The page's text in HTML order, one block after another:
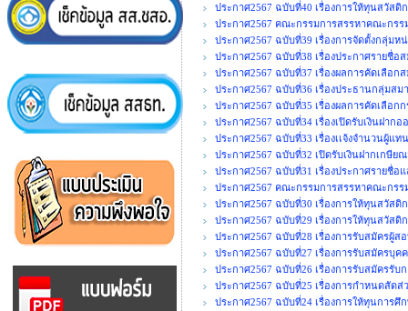
ประกาศ2567 ฉบับที่40 เรื่องการให้ทุนสวัสดิ
ประกาศ2567 คณะกรรมการสรรหาคณะกรร
ประกาศ2567 ฉบับที่39 เรื่องการจัดตั้งกลุ่มห
ประกาศ2567 ฉบับที่38 เรื่องประกาศรายชื่อ
ประกาศ2567 ฉบับที่37 เรื่องผลการคัดเลือก
ประกาศ2567 ฉบับที่36 เรื่องประธานกลุ่มสม
ประกาศ2567 ฉบับที่35 เรื่องผลการคัดเลือก
ประกาศ2567 ฉบับที่34 เรื่องเปิดรับเงินฝาก
ประกาศ2567 ฉบับที่33 เรื่องเเจ้งจำนวนผู้แ
ประกาศ2567 ฉบับที่32 เปิดรับเงินฝากเกษีย
ประกาศ2567 ฉบับที่31 เรื่องประกาศรายชื่อ
ประกาศ2567 คณะกรรมการสรรหาคณะกรร
ประกาศ2567 ฉบับที่30 เรื่องการให้ทุนสวัส
ประกาศ2567 ฉบับที่29 เรื่องการให้ทุนสวัส
ประกาศ2567 ฉบับที่28 เรื่องการรับสมัครผู้ส
ประกาศ2567 ฉบับที่27 เรื่องการรับสมัครบุ
ประกาศ2567 ฉบับที่26 เรื่องการรับสมัครรับ
ประกาศ2567 ฉบับที่25 เรื่องการกำหนดสัด
ประกาศ2567 ฉบับที่24 เรื่องการให้ทุนการศึ